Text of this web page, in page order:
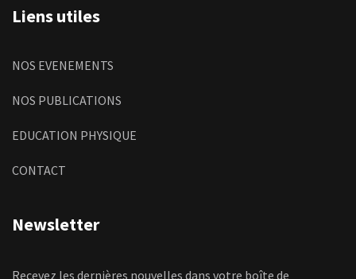
Liens utiles
NOS EVENEMENTS
NOS PUBLICATIONS
EDUCATION PHYSIQUE
CONTACT
Newsletter
Recevez les dernières nouvelles dans votre boîte de